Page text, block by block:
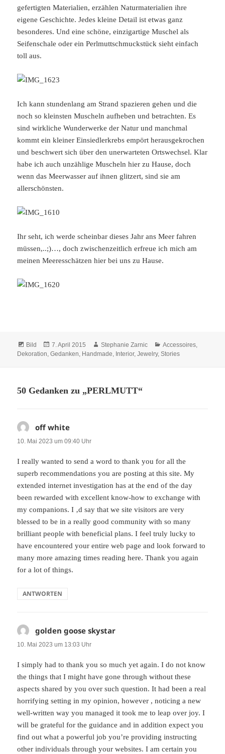
gefertigten Materialien, erzählen Naturmaterialien ihre
eigene Geschichte. Jedes kleine Detail ist etwas ganz
besonderes. Und eine schöne, einzigartige Muschel als
Seifenschale oder ein Perlmuttschmuckstück sieht einfach
toll aus.
Ich kann stundenlang am Strand spazieren gehen und die
noch so kleinsten Muscheln aufheben und betrachten. Es
sind wirkliche Wunderwerke der Natur und manchmal
kommt ein kleiner Einsiedlerkrebs empört herausgekrochen
und beschwert sich über den unerwarteten Ortswechsel. Klar
habe ich auch unzählige Muscheln hier zu Hause, doch
wenn das Meerwasser auf ihnen glitzert, sind sie am
allerschönsten.
Ihr seht, ich werde scheinbar dieses Jahr ans Meer fahren
müssen,..;)…, doch zwischenzeitlich erfreue ich mich am
meinen Meeresschätzen hier bei uns zu Hause.
Format
Bild
Veröffentlicht
am
7. April 2015 Autor
Stephanie Zarnic Kategorien
Accessoires,
Dekoration,Gedanken, Handmade, Interior,Jewelry,Stories
50 Gedanken zu „PERLMUTT“
off white
10. Mai 2023 um 09:40 Uhr
I really wanted to send a word to thank you for all the
superb recommendations you are posting at this site. My
extended internet investigation has at the end of the day
been rewarded with excellent know-how to exchange with
my companions. I ‚d say that we site visitors are very
blessed to be in a really good community with so many
brilliant people with beneficial plans. I feel truly lucky to
have encountered your entire web page and look forward to
many more amazing times reading here. Thank you again
for a lot of things.
ANTWORTEN
golden goose skystar
10. Mai 2023 um 13:03 Uhr
I simply had to thank you so much yet again. I do not know
the things that I might have gone through without these
aspects shared by you over such question. It had been a real
horrifying setting in my opinion, however , noticing a new
well-written way you managed it took me to leap over joy. I
will be grateful for the guidance and in addition expect you
find out what a powerful job you’re providing instructing
other individuals through your websites. I am certain you